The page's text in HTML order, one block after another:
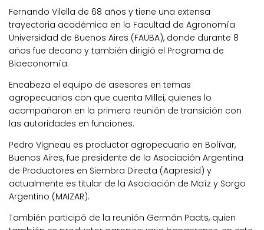
Fernando Vilella de 68 años y tiene una extensa
trayectoria académica en la Facultad de Agronomía
Universidad de Buenos Aires (FAUBA), donde durante 8
años fue decano y también dirigió el Programa de
Bioeconomía.
Encabeza el equipo de asesores en temas
agropecuarios con que cuenta Millei, quienes lo
acompañaron en la primera reunión de transición con
las autoridades en funciones.
Pedro Vigneau es productor agropecuario en Bolívar,
Buenos Aires, fue presidente de la Asociación Argentina
de Productores en Siembra Directa (Aapresid) y
actualmente es titular de la Asociación de Maíz y Sorgo
Argentino (MAIZAR).
También participó de la reunión Germán Paats, quien